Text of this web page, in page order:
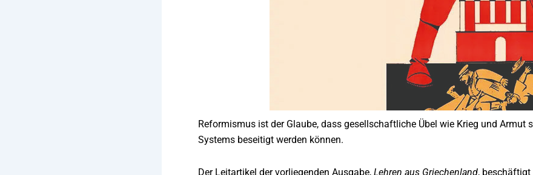
Reformismus ist der Glaube, dass gesellschaftliche Übel wie Krieg und
Systems beseitigt werden können.
Der Leitartikel der vorliegenden Ausgabe, Lehren aus Griechenland,